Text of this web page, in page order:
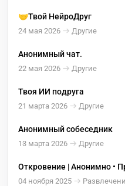
🤝Твой НейроДруг
24 мая 2026 Другие
Анонимный чат.
22 мая 2026 Другие
Твоя ИИ подруга
21 марта 2026 Другие
Анонимный собеседник
13 марта 2026 Другие
Откровение | Анонимно •
Мысли
04 ноября 2025